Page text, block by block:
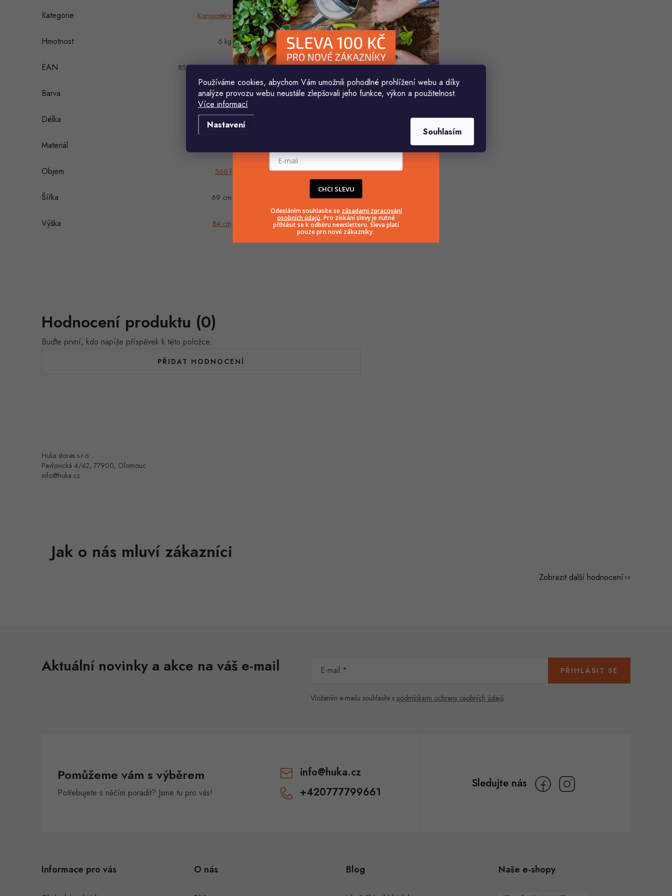
Používáme cookies, abychom Vám umožnili pohodlné prohlížení webu a díky
analýze provozu webu neustále zlepšovali jeho funkce, výkon a použitelnost.
Více informací
Nastavení
Souhlasím
Kategorie Kompostéry
Hmotnost 6 kg
EAN 8594224600631
Barva Černá
Délka 69 cm
Materiál
Objem 360 l
Šířka 69 cm
Výška 84 cm
Hodnocení produktu (0)
Buďte první, kdo napíše příspěvek k této položce.
PŘIDAT HODNOCENÍ
Huka stores s.r.o.
Pavlovická 4/42, 77900, Olomouc
info@huka.cz
Zobrazit další hodnocení
Aktuální novinky a akce na váš e-mail E-mail
Vložením e-mailu souhlasíte s podmínkami ochrany osobních údajů
PŘIHLÁSIT SE
Pomůžeme vám s výběrem
Potřebujete s něčím poradit? Jsme tu pro vás!
info@huka.cz
+420777799661
Informace pro vás O nás Blog Naše e-shopy
CHCI SLEVU
Odesláním souhlasíte se zásadami zpracování
osobních údajů. Pro získání slevy je nutné
přihlásit se k odběru newsletteru. Sleva platí
pouze pro nové zákazníky.